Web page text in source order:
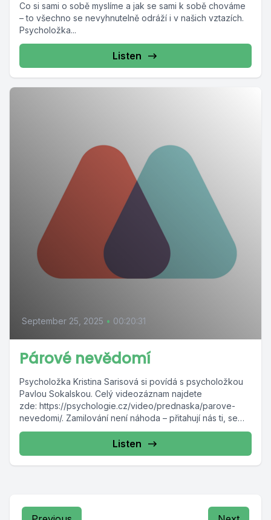
Co si sami o sobě myslíme a jak se sami k sobě chováme
– to všechno se nevyhnutelně odráží i v našich vztazích.
Psycholožka...
Listen
September 25, 2025 • 00:20:31
Párové nevědomí
Psycholožka Kristina Sarisová si povídá s psycholožkou
Pavlou Sokalskou. Celý videozáznam najdete
zde: https://psychologie.cz/video/prednaska/parove-
nevedomi/. Zamilování není náhoda – přitahují nás ti, se
kterými se...
Listen